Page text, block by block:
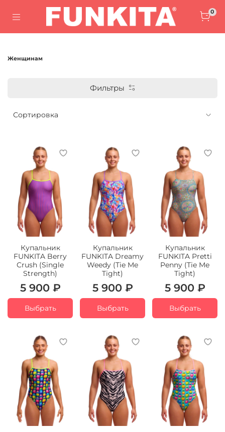
0
Женщинам
Фильтры
Купальник
FUNKITA Berry
Crush (Single
Strength)
5 900 ₽
Выбрать
Купальник
FUNKITA Dreamy
Weedy (Tie Me
Tight)
5 900 ₽
Выбрать
Купальник
FUNKITA Pretti
Penny (Tie Me
Tight)
5 900 ₽
Выбрать